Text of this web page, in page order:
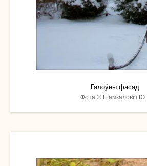
Галоўны фасад
Фота © Шамкаловіч Ю. |